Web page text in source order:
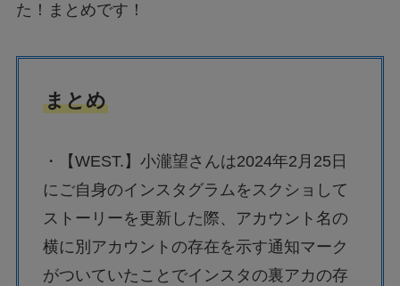
た！まとめです！
まとめ
・【WEST.】小瀧望さんは2024年2月25日
にご自身のインスタグラムをスクショして
ストーリーを更新した際、アカウント名の
横に別アカウントの存在を示す通知マーク
がついていたことでインスタの裏アカの存